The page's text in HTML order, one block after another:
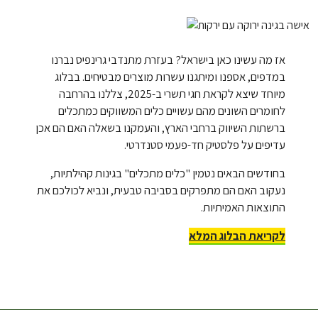
אז מה עשינו כאן בישראל? בעזרת מתנדבי גרינפיס נברנו
במדפים, אספנו ומיתגנו עשרות מוצרים מבטיחים. בבלוג
מיוחד שיצא לקראת חגי תשרי ב-2025, צללנו בהרחבה
לחומרים השונים מהם עשויים כלים המשווקים כמתכלים
ברשתות השיווק ברחבי הארץ, והעמקנו בשאלה האם הם אכן
עדיפים על פלסטיק חד-פעמי סטנדרטי.
בחודשים הבאים נטמין "כלים מתכלים" בגינות קהילתיות,
נעקוב האם הם מתפרקים בסביבה טבעית, ונביא לכולכם את
התוצאות האמיתיות.
לקריאת הבלוג המלא